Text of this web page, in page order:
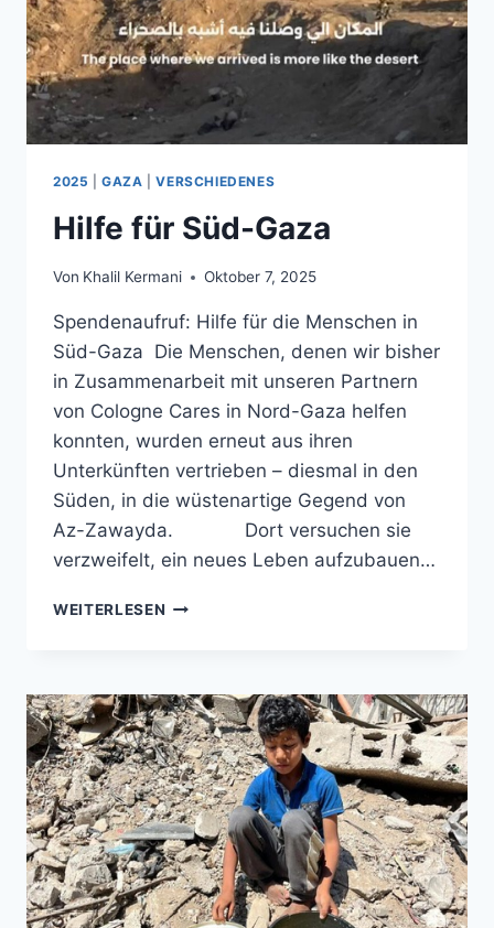
2025 |GAZA |VERSCHIEDENES
Hilfe für Süd-Gaza
Von Khalil Kermani Oktober 7, 2025
Spendenaufruf: Hilfe für die Menschen in
Süd-Gaza Die Menschen, denen wir bisher
in Zusammenarbeit mit unseren Partnern
von Cologne Cares in Nord-Gaza helfen
konnten, wurden erneut aus ihren
Unterkünften vertrieben – diesmal in den
Süden, in die wüstenartige Gegend von
Az-Zawayda. Dort versuchen sie
verzweifelt, ein neues Leben aufzubauen…
WEITERLESEN HILFE